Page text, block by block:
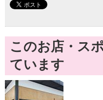
このお店・ス
ています